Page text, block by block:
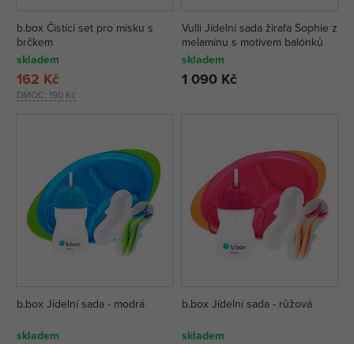
b.box Čistící set pro misku s
brčkem
skladem
DMOC: 190 Kč
162 Kč
Vulli Jídelní sada žirafa Sophie z
melaminu s motivem balónků
skladem
1 090 Kč
b.box Jídelní sada - modrá
skladem
b.box Jídelní sada - růžová
skladem